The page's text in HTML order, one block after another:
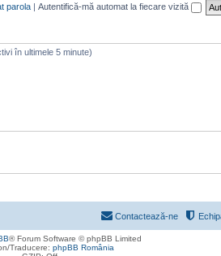
parola | Autentifică-mă automat la fiecare vizită
în ultimele 5 minute)
Contactează-ne
® Forum Software © phpBB Limited
Traducere: phpBB România